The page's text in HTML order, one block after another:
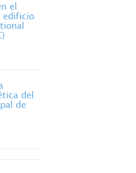
el
edificio
del
de